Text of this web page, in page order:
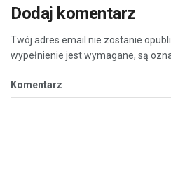
Dodaj komentarz
Twój adres email nie zostanie
wypełnienie jest wymagane, są
Komentarz